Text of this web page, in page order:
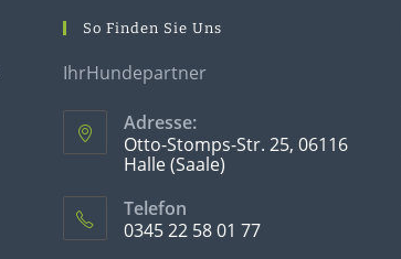
So Finden Sie Uns
IhrHundepartner
Adresse:
Otto-Stomps-Str. 25, 06116
Halle (Saale)
in
a
Telefon
0345 22 58 01 77